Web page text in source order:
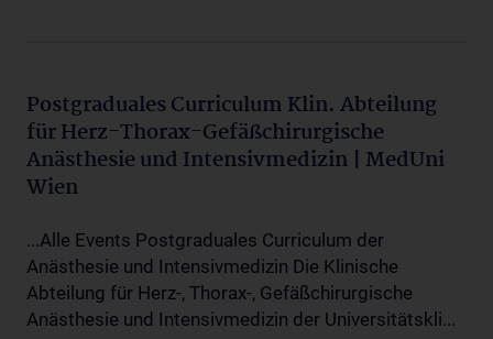
Postgraduales Curriculum Klin. Abteilung
für Herz-Thorax-Gefäßchirurgische
Anästhesie und Intensivmedizin | MedUni
Wien
...Alle Events Postgraduales Curriculum der
Anästhesie und Intensivmedizin Die Klinische
Abteilung für Herz-, Thorax-, Gefäßchirurgische
Anästhesie und Intensivmedizin der Universitätskli...